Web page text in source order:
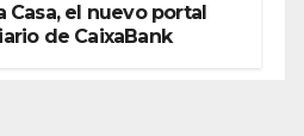
Casa, el nuevo portal
de CaixaBank